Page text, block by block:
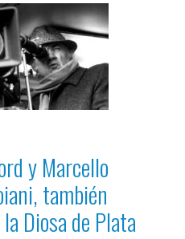
y Marcello
también
Diosa de Plata